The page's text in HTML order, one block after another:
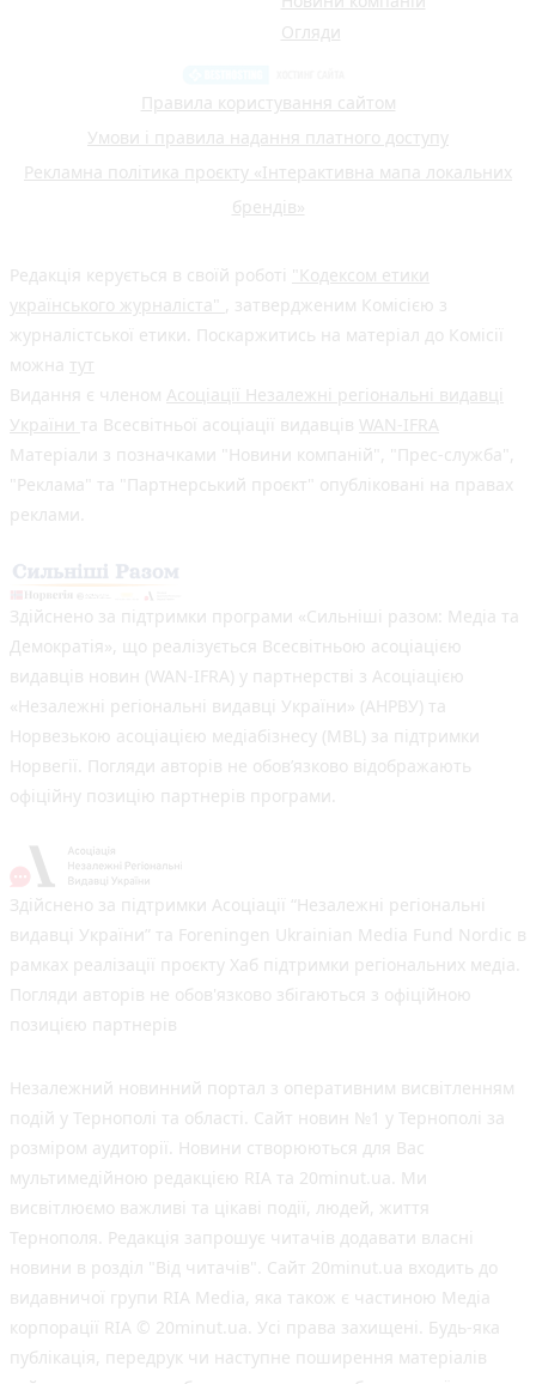
Огляди
Правила користування сайтом
Умови і правила надання платного доступу
Рекламна політика проєкту «Інтерактивна мапа локальних
брендів»
Редакція керується в своїй роботі "Кодексом етики
українського журналіста"
, затвердженим Комісією з
журналістської етики. Поскаржитись на матеріал до Комісії
можна тут
Видання є членом Асоціації Незалежні регіональні видавці
України та Всесвітньої асоціації видавців WAN-IFRA
Матеріали з позначками "Новини компаній", "Прес-служба",
"Реклама" та "Партнерський проєкт" опубліковані на правах
реклами.
Здійснено за підтримки програми «Сильніші разом: Медіа та
Демократія», що реалізується Всесвітньою асоціацією
видавців новин (WAN-IFRA) у партнерстві з Асоціацією
«Незалежні регіональні видавці України» (АНРВУ) та
Норвезькою асоціацією медіабізнесу (MBL) за підтримки
Норвегії. Погляди авторів не обов’язково відображають
офіційну позицію партнерів програми.
Здійснено за підтримки Асоціації “Незалежні регіональні
видавці України” та Foreningen Ukrainian Media Fund Nordic в
рамках реалізації проєкту Хаб підтримки регіональних медіа.
Погляди авторів не обов'язково збігаються з офіційною
позицією партнерів
Незалежний новинний портал з оперативним висвітленням
подій у Тернополі та області. Сайт новин №1 у Тернополі за
розміром аудиторії. Новини створюються для Вас
мультимедійною редакцією RIA та 20minut.ua. Ми
висвітлюємо важливі та цікаві події, людей, життя
Тернополя. Редакція запрошує читачів додавати власні
новини в розділ "Від читачів". Сайт 20minut.ua входить до
видавничої групи RIA Media, яка також є частиною Медіа
корпорації RIA © 20minut.ua. Усі права захищені. Будь-яка
публiкацiя, передрук чи наступне поширення матеріалів